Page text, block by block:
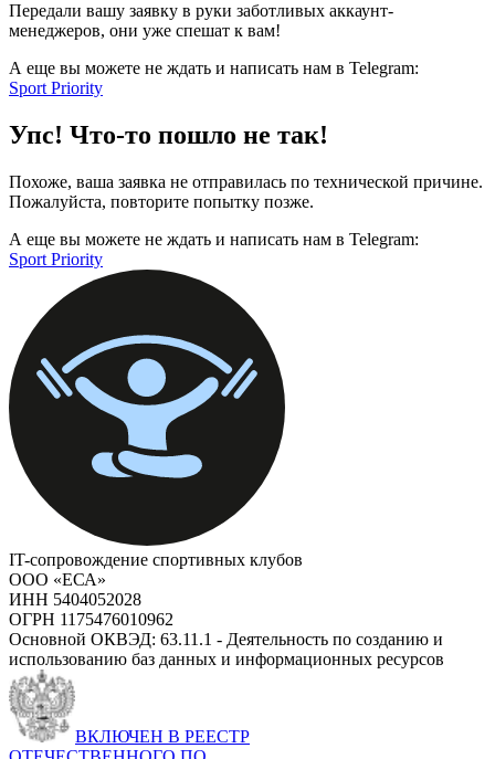
Передали вашу заявку в руки заботливых аккаунт-
менеджеров, они уже спешат к вам!
А еще вы можете не ждать и написать нам в Telegram:
Sport Priority
Упс! Что-то пошло не так!
Похоже, ваша заявка не отправилась по технической причине.
Пожалуйста, повторите попытку позже.
А еще вы можете не ждать и написать нам в Telegram:
Sport Priority
IT-сопровождение спортивных клубов
ООО «ЕСА»
ИНН 5404052028
ОГРН 1175476010962
Основной ОКВЭД: 63.11.1 - Деятельность по созданию и
использованию баз данных и информационных ресурсов
ВКЛЮЧЕН В РЕЕСТР